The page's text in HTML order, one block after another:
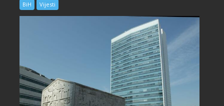
BiH Vijesti